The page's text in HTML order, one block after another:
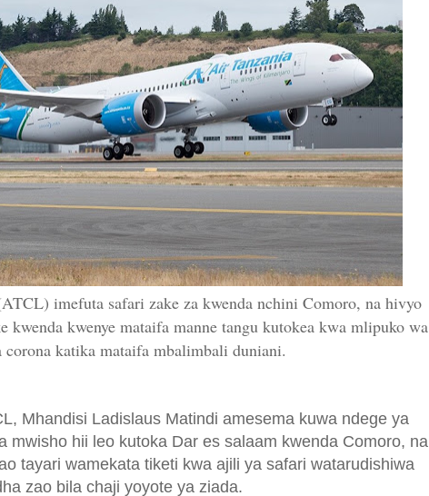
imefuta safari zake za kwenda nchini Comoro, na hivyo
kwenda kwenye mataifa manne tangu kutokea kwa mlipuko wa
katika mataifa mbalimbali duniani.
Mhandisi Ladislaus Matindi amesema kuwa ndege ya
mwisho hii leo kutoka Dar es salaam kwenda Comoro, na
tayari wamekata tiketi kwa ajili ya safari watarudishiwa
zao bila chaji yoyote ya ziada.